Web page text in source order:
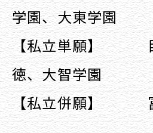
学園、大東学園
【私立単願】 目
徳、大智学園
【私立併願】